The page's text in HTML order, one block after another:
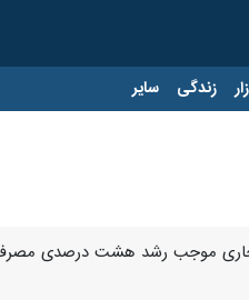
زندگی سایر
سال جاری موجب رشد هشت درصدی